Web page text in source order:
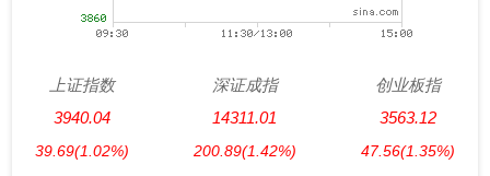
上证指数
3940.04
39.69(1.02%)
深证成指
14311.01
200.89(1.42%)
创业板指
3563.12
47.56(1.35%)